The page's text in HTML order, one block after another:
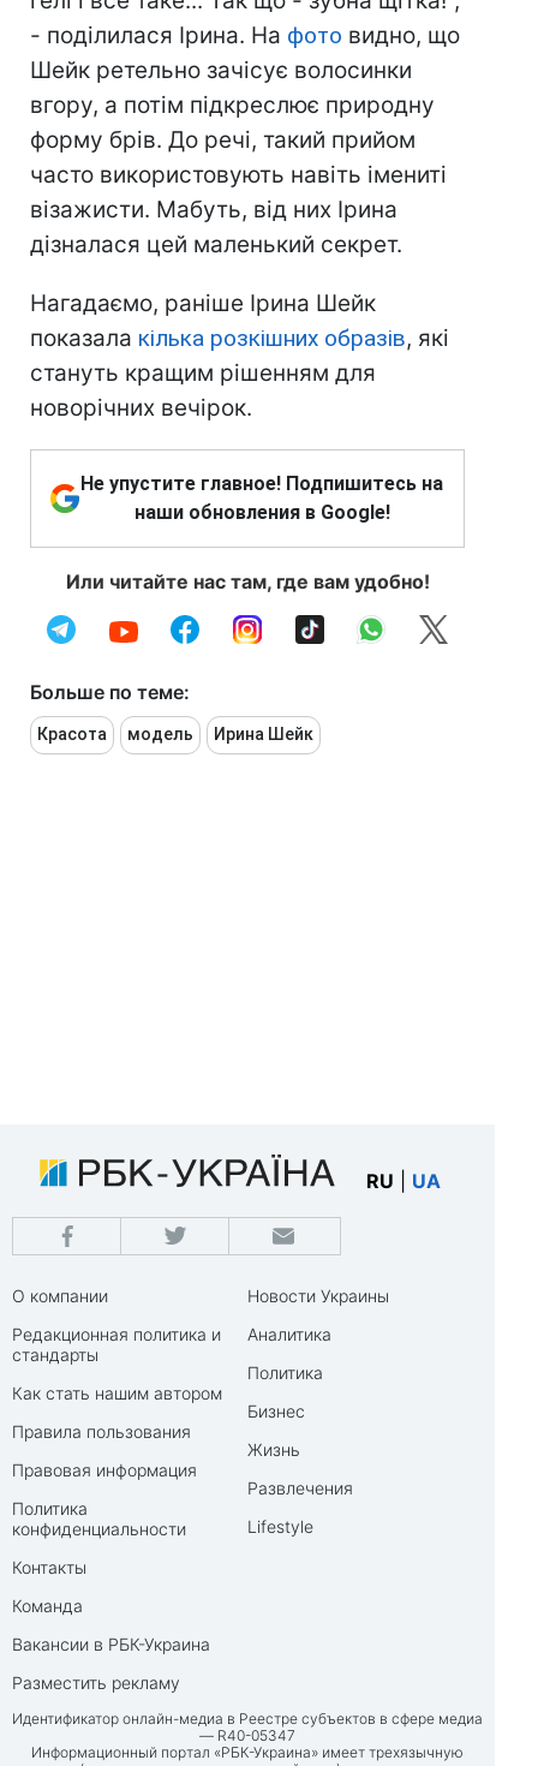
- поділилася Ірина. На фото видно, що
Шейк ретельно зачісує волосинки
вгору, а потім підкреслює природну
форму брів. До речі, такий прийом
часто використовують навіть імениті
візажисти. Мабуть, від них Ірина
дізналася цей маленький секрет.
Нагадаємо, раніше Ірина Шейк
показала кілька розкішних образів, які
стануть кращим рішенням для
новорічних вечірок.
Не упустите главное! Подпишитесь на
наши обновления в Google!
Или читайте нас там, где вам удобно!
Больше по теме:
Красота модель Ирина Шейк
RU UA
О компании
Редакционная политика и
стандарты
Как стать нашим автором
Правила пользования
Правовая информация
Политика
конфиденциальности
Контакты
Команда
Вакансии в РБК-Украина
Разместить рекламу
Новости Украины
Аналитика
Политика
Бизнес
Жизнь
Развлечения
Lifestyle
Идентификатор онлайн-медиа в Реестре субъектов в сфере медиа
— R40-05347
Информационный портал «РБК-Украина» имеет трехязычную